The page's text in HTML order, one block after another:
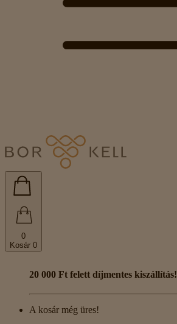
0
Kosár 0
20 000 Ft felett díjmentes kiszállítás!
A kosár még üres!